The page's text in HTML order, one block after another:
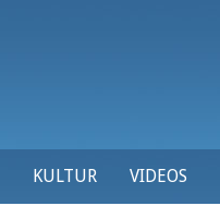
KULTUR VIDEOS